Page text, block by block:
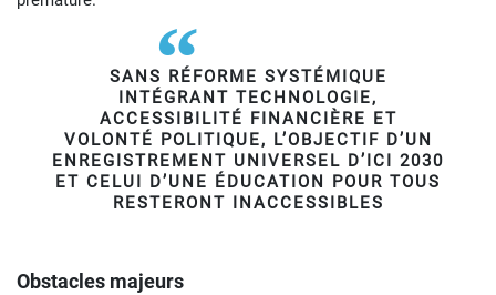
SANS RÉFORME SYSTÉMIQUE
INTÉGRANT TECHNOLOGIE,
ACCESSIBILITÉ FINANCIÈRE ET
VOLONTÉ POLITIQUE, L’OBJECTIF D’UN
ENREGISTREMENT UNIVERSEL D’ICI 2030
ET CELUI D’UNE ÉDUCATION POUR TOUS
RESTERONT INACCESSIBLES
Obstacles majeurs